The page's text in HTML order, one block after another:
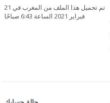
تم تحميل هذا الملف من المغرب في 21
فبراير 2021 الساعة 6:43 صباحًا